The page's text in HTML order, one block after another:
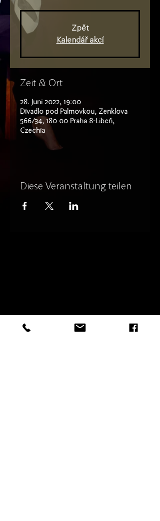
Zpět
Kalendář akcí
Zeit & Ort
28. Juni 2022, 19:00
Divadlo pod Palmovkou, Zenklova
566/34, 180 00 Praha 8-Libeň,
Czechia
Diese Veranstaltung teilen